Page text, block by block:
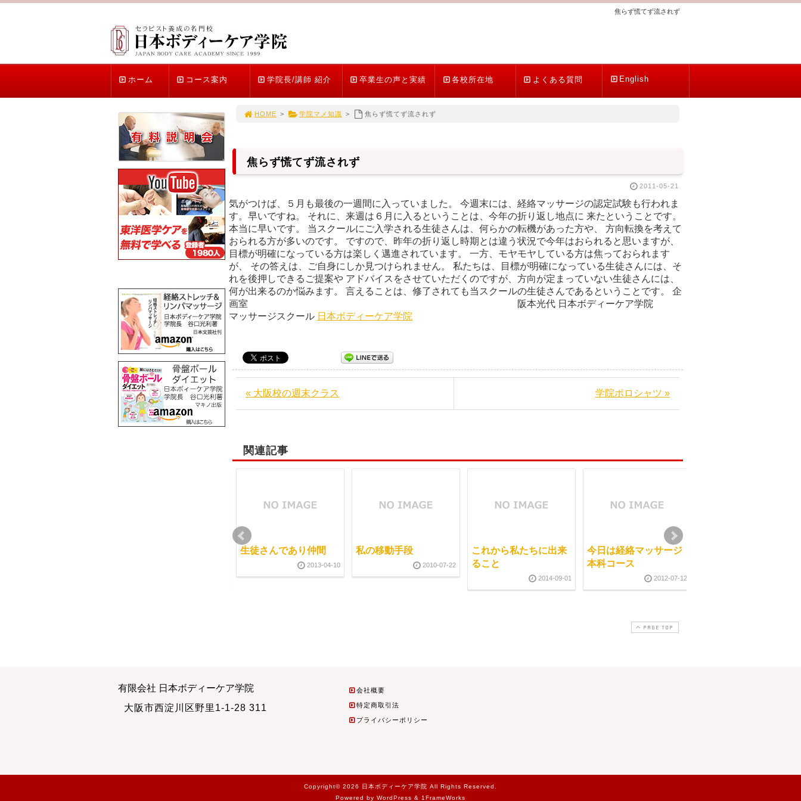
焦らず慌てず流されず
ホーム コース案内 学院長/講師 紹介 卒業生の声と実績 各校所在地 よくある質問 English
HOME > 学院マメ知識 > 焦らず慌てず流されず
焦らず慌てず流されず
2011-05-21
気がつけば、５月も最後の一週間に入っていました。 今週末には、経絡マッサージの認定試験も行われま
す。早いですね。 それに、来週は６月に入るということは、今年の折り返し地点に 来たということです。
本当に早いです。 当スクールにご入学される生徒さんは、何らかの転機があった方や、 方向転換を考えて
おられる方が多いのです。 ですので、昨年の折り返し時期とは違う状況で今年はおられると思いますが、
目標が明確になっている方は楽しく邁進されています。 一方、モヤモヤしている方は焦っておられます
が、 その答えは、ご自身にしか見つけられません。 私たちは、目標が明確になっている生徒さんには、そ
れを後押しできるご提案や アドバイスをさせていただくのですが、方向が定まっていない生徒さんには、
何が出来るのか悩みます。 言えることは、修了されても当スクールの生徒さんであるということです。 企
画室 阪本光代 日本ボディーケア学院
マッサージスクール 日本ボディーケア学院
« 大阪校の週末クラス 学院ポロシャツ »
関連記事
生徒さんであり仲間
2013-04-10
私の移動手段
2010-07-22
これから私たちに出来
ること
2014-09-01
今日は経絡マッサージ
本科コース
2012-07-12
骨盤矯正とｼﾜ、タル
2012-11-07
PAGE TOP
有限会社 日本ボディーケア学院
大阪市西淀川区野里1-1-28 311
会社概要
特定商取引法
プライバシーポリシー
Copyright© 2026 日本ボディーケア学院 All Rights Reserved.
Powered by WordPress & 1FrameWorks